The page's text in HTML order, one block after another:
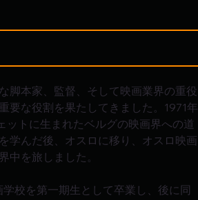
脚本家、監督、そして映画業界の重役
要な役割を果たしてきました。1971年
トに生まれたベルグの映画界への道
学んだ後、オスロに移り、オスロ映画
中を旅しました。
校を第一期生として卒業し、後に同